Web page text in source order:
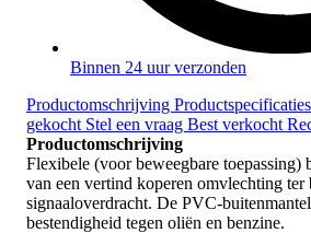
Binnen 24 uur verzonden
Productomschrijving Productspecificaties
gekocht Stel een vraag Best verkocht
Productomschrijving
Flexibele (voor beweegbare toepassing)
van een vertind koperen omvlechting ter
signaaloverdracht. De PVC-
bestendigheid tegen oliën en benzine.